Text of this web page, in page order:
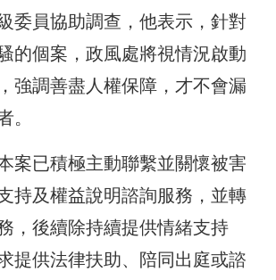
委員協助調查，他表示，針對
的個案，政風處將視情況啟動
強調善盡人權保障，才不會漏
。
案已積極主動聯繫並關懷被害
持及權益說明諮詢服務，並轉
，後續除持續提供情緒支持
提供法律扶助、陪同出庭或諮